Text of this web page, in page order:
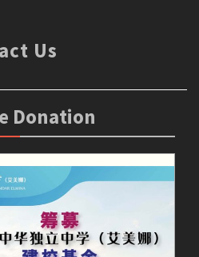
Us
Donation